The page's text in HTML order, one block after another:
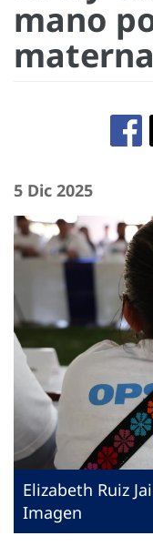
mano
materna
5 Dic 2025
Elizabeth Ruiz
Imagen